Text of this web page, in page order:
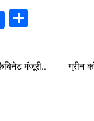
मंजूरी..
ग्रीन